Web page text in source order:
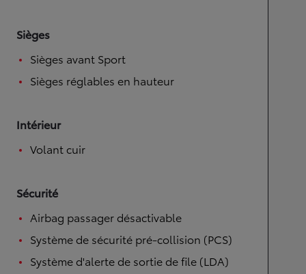
Sièges
Sièges avant Sport
Sièges réglables en hauteur
Intérieur
Volant cuir
Sécurité
Airbag passager désactivable
Système de sécurité pré-collision (PCS)
Système d'alerte de sortie de file (LDA)